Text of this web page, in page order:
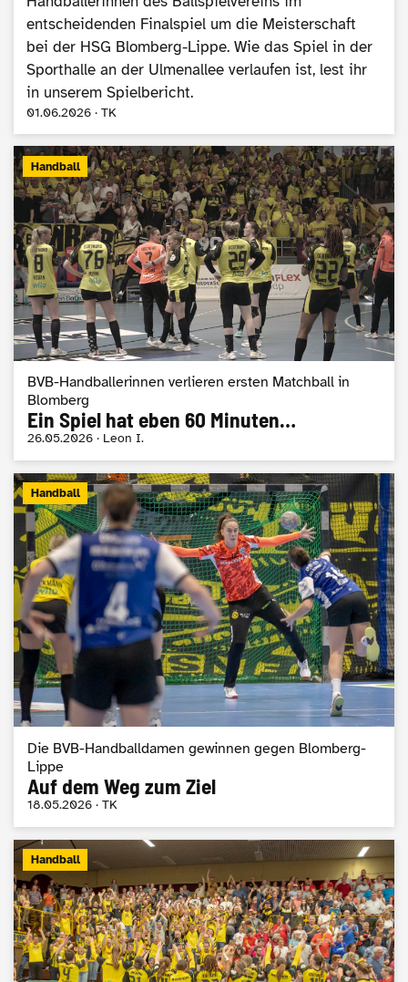
entscheidenden Finalspiel um die Meisterschaft
bei der HSG Blomberg-Lippe. Wie das Spiel in der
Sporthalle an der Ulmenallee verlaufen ist, lest ihr
in unserem Spielbericht.
01.06.2026 · TK
Handball
BVB-Handballerinnen verlieren ersten Matchball in
Blomberg
Ein Spiel hat eben 60 Minuten…
26.05.2026 · Leon I.
Handball
Die BVB-Handballdamen gewinnen gegen Blomberg-
Lippe
Auf dem Weg zum Ziel
18.05.2026 · TK
Handball